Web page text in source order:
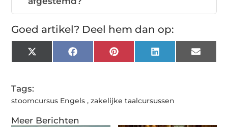
Meer Berichten
Goed artikel? Deel hem dan op:
X
(Twitter)
FacebookPinterestLinkedInEmail
Tags:
stoomcursus Engels ,zakelijke taalcursussen